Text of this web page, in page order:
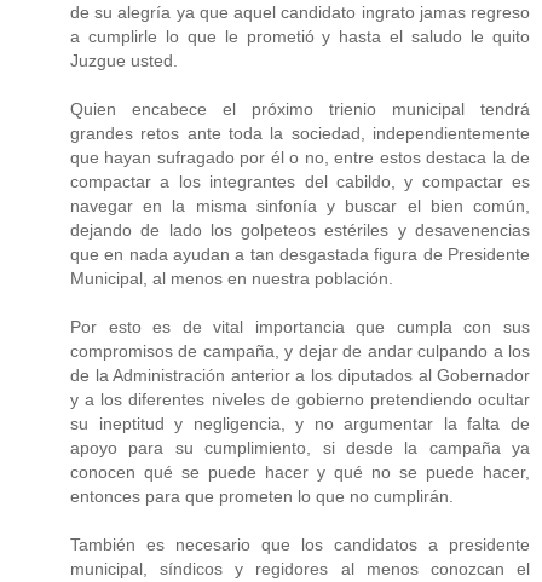
de su alegría ya que aquel candidato ingrato jamas regreso
a cumplirle lo que le prometió y hasta el saludo le quito
Juzgue usted.
Quien encabece el próximo trienio municipal tendrá
grandes retos ante toda la sociedad, independientemente
que hayan sufragado por él o no, entre estos destaca la de
compactar a los integrantes del cabildo, y compactar es
navegar en la misma sinfonía y buscar el bien común,
dejando de lado los golpeteos estériles y desavenencias
que en nada ayudan a tan desgastada figura de Presidente
Municipal, al menos en nuestra población.
Por esto es de vital importancia que cumpla con sus
compromisos de campaña, y dejar de andar culpando a los
de la Administración anterior a los diputados al Gobernador
y a los diferentes niveles de gobierno pretendiendo ocultar
su ineptitud y negligencia, y no argumentar la falta de
apoyo para su cumplimiento, si desde la campaña ya
conocen qué se puede hacer y qué no se puede hacer,
entonces para que prometen lo que no cumplirán.
También es necesario que los candidatos a presidente
municipal, síndicos y regidores al menos conozcan el